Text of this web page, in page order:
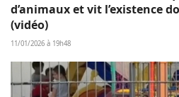
d’animaux et vit l’existence
(vidéo)
11/01/2026 à 19h48